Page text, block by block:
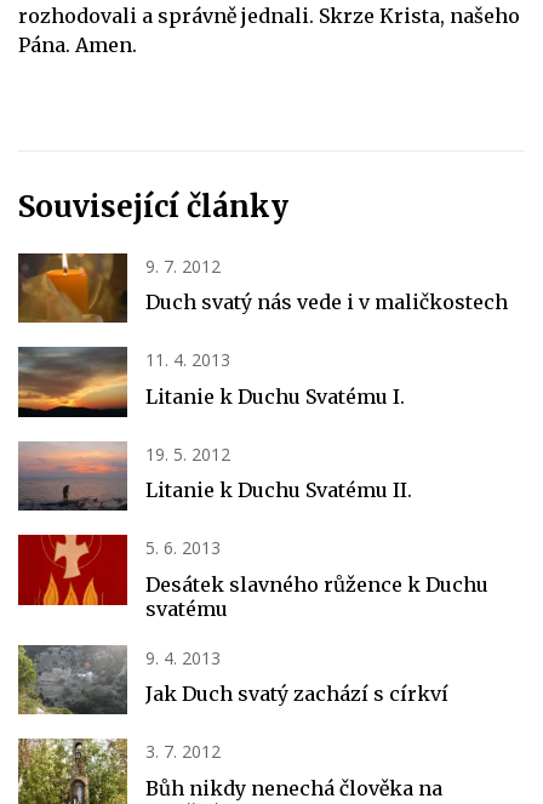
rozhodovali a správně jednali. Skrze Krista, našeho
Pána. Amen.
Související články
9. 7. 2012
Duch svatý nás vede i v maličkostech
11. 4. 2013
Litanie k Duchu Svatému I.
19. 5. 2012
Litanie k Duchu Svatému II.
5. 6. 2013
Desátek slavného růžence k Duchu
svatému
9. 4. 2013
Jak Duch svatý zachází s církví
3. 7. 2012
Bůh nikdy nenechá člověka na